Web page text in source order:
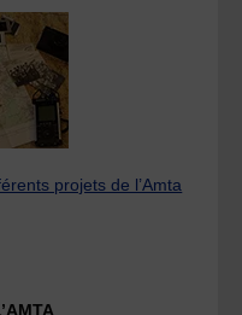
projets de l’Amta